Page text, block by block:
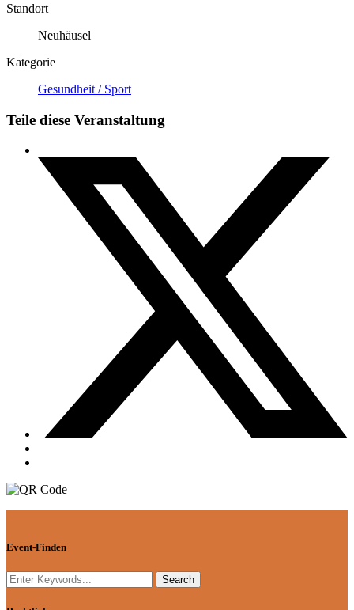
Standort
Neuhäusel
Kategorie
Gesundheit / Sport
Teile diese Veranstaltung
Event-Finden